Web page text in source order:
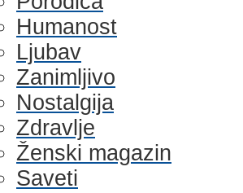
Humanost
Ljubav
Zanimljivo
Nostalgija
Zdravlje
Ženski magazin
Saveti